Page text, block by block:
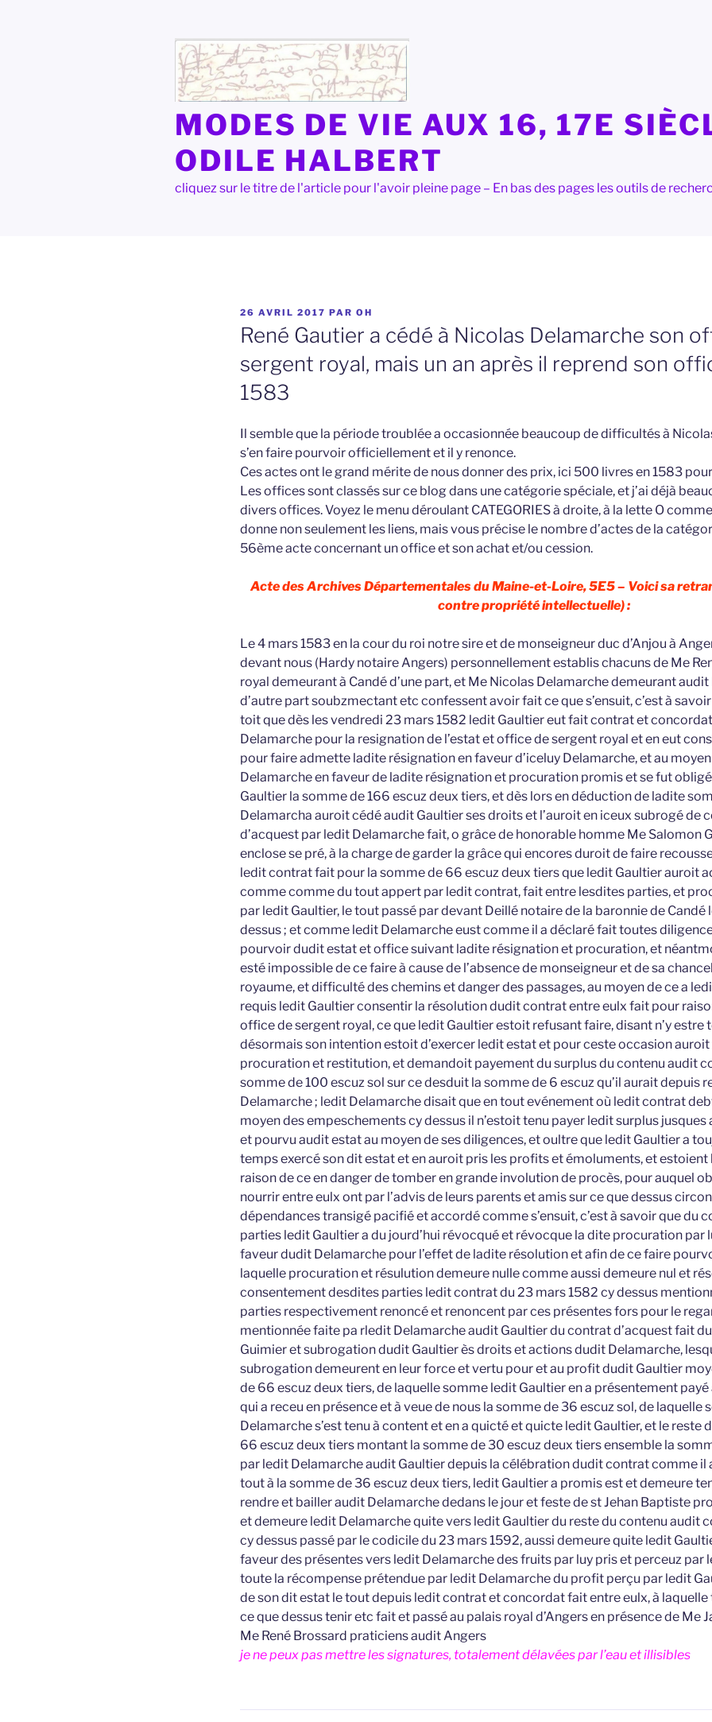
MODES DE VIE AUX 16, 17E
ODILE HALBERT
cliquez sur le titre de l'article pour l'avoir pleine page – En bas des pages les outils de
PUBLIÉ
LE
26 AVRIL 2017 PAR OH
René Gautier a cédé à Nicolas Delamarche son
sergent royal, mais un an après il reprend son
1583
Il semble que la période troublée a occasionnée beaucoup de difficultés à
s’en faire pourvoir officiellement et il y renonce.
Ces actes ont le grand mérite de nous donner des prix, ici 500 livres en 1583
Les offices sont classés sur ce blog dans une catégorie spéciale, et j’ai déjà
divers offices. Voyez le menu déroulant CATEGORIES à droite, à la lette O
donne non seulement les liens, mais vous précise le nombre d’actes de la
56ème acte concernant un office et son achat et/ou cession.
Acte des Archives Départementales du Maine-et-Loire, 5E5 – Voici sa
contre propriété intellectuelle) :
Le 4 mars 1583 en la cour du roi notre sire et de monseigneur duc d’Anjou à
devant nous (Hardy notaire Angers) personnellement establis chacuns de Me
royal demeurant à Candé d’une part, et Me Nicolas Delamarche demeurant audit
d’autre part soubzmectant etc confessent avoir fait ce que s’ensuit, c’est à
toit que dès les vendredi 23 mars 1582 ledit Gaultier eut fait contrat et
Delamarche pour la resignation de l’estat et office de sergent royal et en eut
pour faire admette ladite résignation en faveur d’iceluy Delamarche, et au
Delamarche en faveur de ladite résignation et procuration promis et se fut
Gaultier la somme de 166 escuz deux tiers, et dès lors en déduction de ladite
Delamarcha auroit cédé audit Gaultier ses droits et l’auroit en iceux subrogé de
d’acquest par ledit Delamarche fait, o grâce de honorable homme Me Salomon
enclose se pré, à la charge de garder la grâce qui encores duroit de faire
ledit contrat fait pour la somme de 66 escuz deux tiers que ledit Gaultier auroit
comme comme du tout appert par ledit contrat, fait entre lesdites parties, et
par ledit Gaultier, le tout passé par devant Deillé notaire de la baronnie de Candé
dessus ; et comme ledit Delamarche eust comme il a déclaré fait toutes
pourvoir dudit estat et office suivant ladite résignation et procuration, et
esté impossible de ce faire à cause de l’absence de monseigneur et de sa
royaume, et difficulté des chemins et danger des passages, au moyen de ce a
requis ledit Gaultier consentir la résolution dudit contrat entre eulx fait pour
office de sergent royal, ce que ledit Gaultier estoit refusant faire, disant n’y estre
désormais son intention estoit d’exercer ledit estat et pour ceste occasion
procuration et restitution, et demandoit payement du surplus du contenu audit
somme de 100 escuz sol sur ce desduit la somme de 6 escuz qu’il aurait depuis
Delamarche ; ledit Delamarche disait que en tout evénement où ledit contrat
moyen des empeschements cy dessus il n’estoit tenu payer ledit surplus jusques
et pourvu audit estat au moyen de ses diligences, et oultre que ledit Gaultier a
temps exercé son dit estat et en auroit pris les profits et émoluments, et estoient
raison de ce en danger de tomber en grande involution de procès, pour auquel
nourrir entre eulx ont par l’advis de leurs parents et amis sur ce que dessus
dépendances transigé pacifié et accordé comme s’ensuit, c’est à savoir que du
parties ledit Gaultier a du jourd’hui révocqué et révocque la dite procuration par
faveur dudit Delamarche pour l’effet de ladite résolution et afin de ce faire
laquelle procuration et résulution demeure nulle comme aussi demeure nul et
consentement desdites parties ledit contrat du 23 mars 1582 cy dessus
parties respectivement renoncé et renoncent par ces présentes fors pour le
mentionnée faite pa rledit Delamarche audit Gaultier du contrat d’acquest fait
Guimier et subrogation dudit Gaultier ès droits et actions dudit Delamarche,
subrogation demeurent en leur force et vertu pour et au profit dudit Gaultier
de 66 escuz deux tiers, de laquelle somme ledit Gaultier en a présentement
qui a receu en présence et à veue de nous la somme de 36 escuz sol, de laquelle
Delamarche s’est tenu à content et en a quicté et quicte ledit Gaultier, et le reste
66 escuz deux tiers montant la somme de 30 escuz deux tiers ensemble la
par ledit Delamarche audit Gaultier depuis la célébration dudit contrat comme il
tout à la somme de 36 escuz deux tiers, ledit Gaultier a promis est et demeure
rendre et bailler audit Delamarche dedans le jour et feste de st Jehan Baptiste
et demeure ledit Delamarche quite vers ledit Gaultier du reste du contenu audit
cy dessus passé par le codicile du 23 mars 1592, aussi demeure quite ledit
faveur des présentes vers ledit Delamarche des fruits par luy pris et perceuz par
toute la récompense prétendue par ledit Delamarche du profit perçu par ledit
de son dit estat le tout depuis ledit contrat et concordat fait entre eulx, à
ce que dessus tenir etc fait et passé au palais royal d’Angers en présence de Me
Me René Brossard praticiens audit Angers
je ne peux pas mettre les signatures, totalement délavées par l’eau et illisibles